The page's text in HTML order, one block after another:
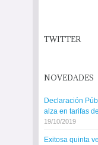
TWITTER
NOVEDADES
Declaración
alza en tarifas
19/10/2019
Exitosa quinta